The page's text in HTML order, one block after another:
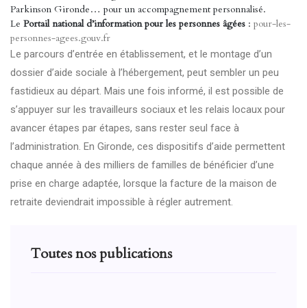
Parkinson Gironde… pour un accompagnement personnalisé.
Le Portail national d’information pour les personnes âgées : pour-les-
personnes-agees.gouv.fr
Le parcours d’entrée en établissement, et le montage d’un
dossier d’aide sociale à l’hébergement, peut sembler un peu
fastidieux au départ. Mais une fois informé, il est possible de
s’appuyer sur les travailleurs sociaux et les relais locaux pour
avancer étapes par étapes, sans rester seul face à
l’administration. En Gironde, ces dispositifs d’aide permettent
chaque année à des milliers de familles de bénéficier d’une
prise en charge adaptée, lorsque la facture de la maison de
retraite deviendrait impossible à régler autrement.
Toutes nos publications